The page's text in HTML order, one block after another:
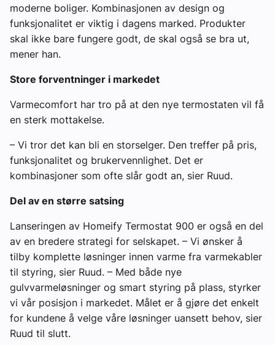
moderne boliger. Kombinasjonen av design og
funksjonalitet er viktig i dagens marked. Produkter
skal ikke bare fungere godt, de skal også se bra ut,
mener han.
Store forventninger i markedet
Varmecomfort har tro på at den nye termostaten vil få
en sterk mottakelse.
– Vi tror det kan bli en storselger. Den treffer på pris,
funksjonalitet og brukervennlighet. Det er
kombinasjoner som ofte slår godt an, sier Ruud.
Del av en større satsing
Lanseringen av Homeify Termostat 900 er også en del
av en bredere strategi for selskapet. – Vi ønsker å
tilby komplette løsninger innen varme fra varmekabler
til styring, sier Ruud. – Med både nye
gulvvarmeløsninger og smart styring på plass, styrker
vi vår posisjon i markedet. Målet er å gjøre det enkelt
for kundene å velge våre løsninger uansett behov, sier
Ruud til slutt.